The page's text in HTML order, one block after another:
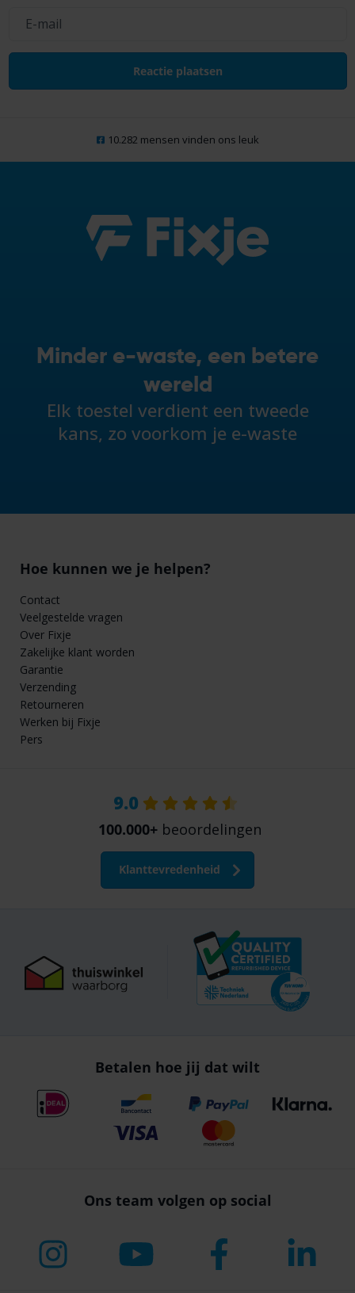
10.282 mensen vinden ons leuk
Minder e-waste, een betere
wereld
Elk toestel verdient een tweede
kans, zo voorkom je e-waste
Hoe kunnen we je helpen?
Contact
Veelgestelde vragen
Over Fixje
Zakelijke klant worden
Garantie
Verzending
Retourneren
Werken bij Fixje
Pers
9.0
100.000+ beoordelingen
Klanttevredenheid
Betalen hoe jij dat wilt
Ons team volgen op social